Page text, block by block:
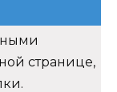
странице,